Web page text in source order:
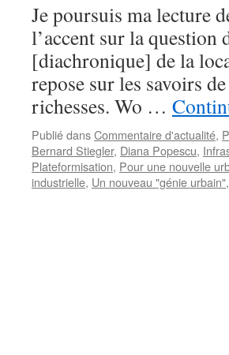
Je poursuis ma lecture
l’accent sur la
[diachronique] de la
repose sur les savoirs
richesses. Wo …
Publié dansCommentaire d'actualité,
Bernard Stiegler, Diana Popescu,
Plateformisation, Pour une nouvelle
industrielle, Un nouveau "génie urbain",